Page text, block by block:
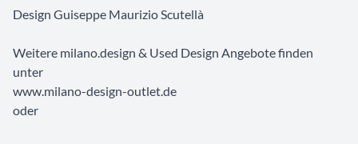
Design Guiseppe Maurizio Scutellà
Weitere milano.design & Used Design Angebote finden
unter
www.milano-design-outlet.de
oder